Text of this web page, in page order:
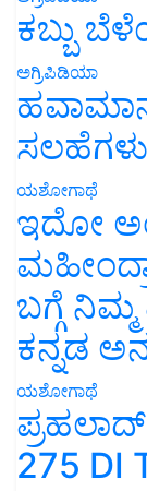
ಕಬ್ಬು
ಅಗ್ರಿಪಿಡಿಯಾ
ಸಲಹೆಗಳು
ಯಶೋಗಾಥೆ
ಇದೋ
ಬಗ್ಗೆ
ಕನ್ನಡ
ಯಶೋಗಾಥೆ
275 DI